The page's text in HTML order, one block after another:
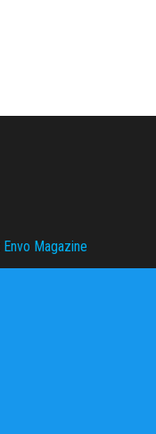
Envo Magazine